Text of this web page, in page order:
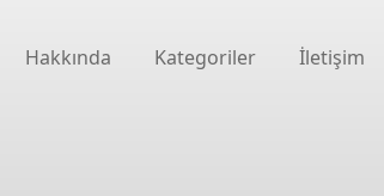
Hakkında Kategoriler İletişim